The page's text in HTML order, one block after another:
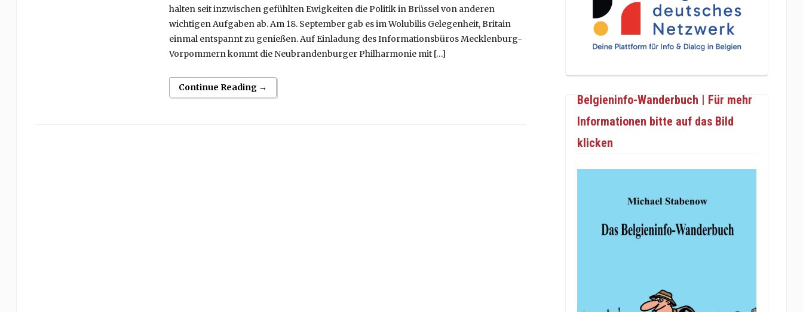
halten seit inzwischen gefühlten Ewigkeiten die Politik in Brüssel von anderen
wichtigen Aufgaben ab. Am 18. September gab es im Wolubilis Gelegenheit, Britain
einmal entspannt zu genießen. Auf Einladung des Informationsbüros Mecklenburg-
Vorpommern kommt die Neubrandenburger Philharmonie mit […]
Continue Reading →
Belgieninfo-Wanderbuch | Für mehr
Informationen bitte auf das Bild
klicken